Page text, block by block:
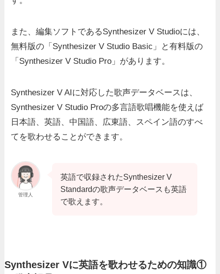
また、編集ソフトであるSynthesizer V Studioには、
無料版の「Synthesizer V Studio Basic」と有料版の
「Synthesizer V Studio Pro」があります。
Synthesizer V AIに対応した歌声データベースは、
Synthesizer V Studio Proの多言語歌唱機能を使えば
日本語、英語、中国語、広東語、スペイン語のすべ
てを歌わせることができます。
管理人
英語で収録されたSynthesizer V
Standardの歌声データベースも英語
で歌えます。
Synthesizer Vに英語を歌わせるための知識①